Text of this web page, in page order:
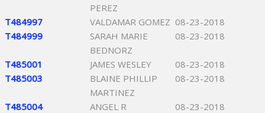
PEREZ
T484997 VALDAMAR GOMEZ 08-23-2018
T484999
SARAH MARIE
BEDNORZ
08-23-2018
T485001 JAMES WESLEY
08-23-2018
T485003
BLAINE PHILLIP
MARTINEZ
08-23-2018
T485004
ANGEL R
08-23-2018